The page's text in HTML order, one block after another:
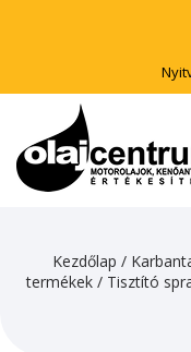
Kezdőlap /
termékek/ Tisztító